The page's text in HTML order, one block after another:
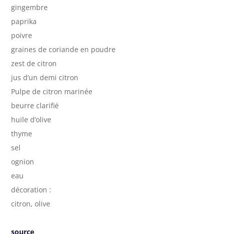
gingembre
paprika
poivre
graines de coriande en poudre
zest de citron
jus d’un demi citron
Pulpe de citron marinée
beurre clarifié
huile d’olive
thyme
sel
ognion
eau
décoration :
citron, olive
source